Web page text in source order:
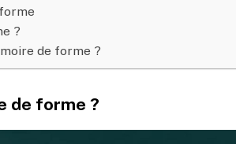
?
de forme ?
de forme ?